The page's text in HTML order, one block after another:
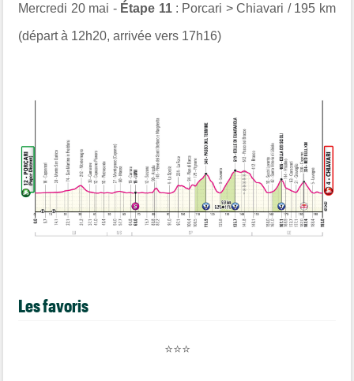
Mercredi 20 mai - Étape 11: Porcari > Chiavari / 195 km
(départ à 12h20, arrivée vers 17h16)
Les favoris
⭐⭐⭐